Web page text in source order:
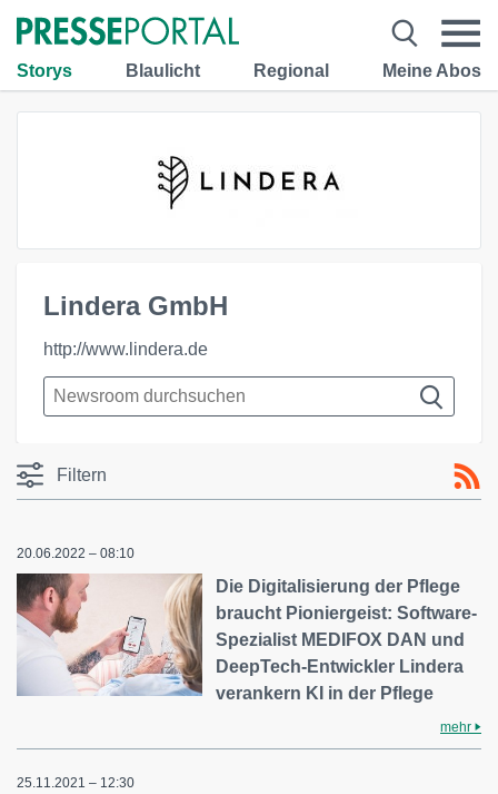
Storys Blaulicht Regional Meine Abos
Lindera GmbH
http://www.lindera.de
Filtern
20.06.2022 – 08:10
Die Digitalisierung der Pflege
braucht Pioniergeist: Software-
Spezialist MEDIFOX DAN und
DeepTech-Entwickler Lindera
verankern KI in der Pflege
mehr
25.11.2021 – 12:30